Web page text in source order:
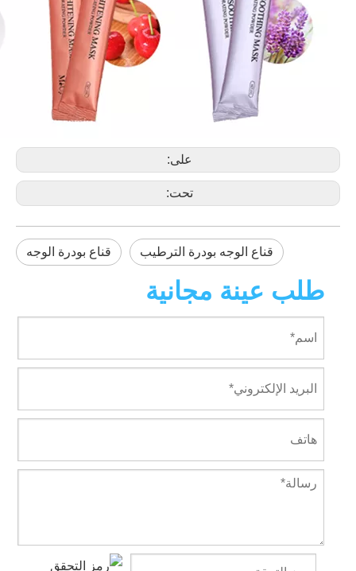
على:
تحت:
قناع بودرة الوجه قناع الوجه بودرة الترطيب
طلب عينة مجانية